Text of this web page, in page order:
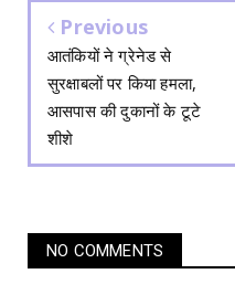
Previous
आतंकियों ने ग्रेनेड से
सुरक्षाबलों पर किया हमला,
आसपास की दुकानों के टूटे
शीशे
NO COMMENTS